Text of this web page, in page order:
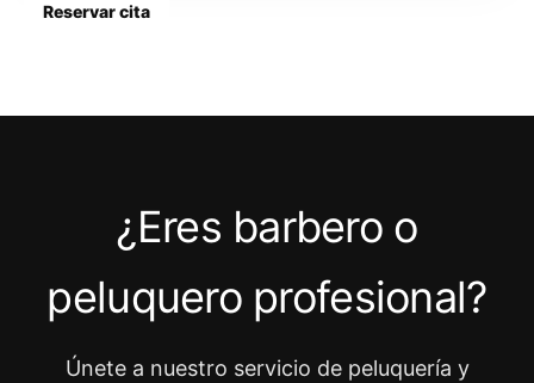
Reservar cita
¿Eres barbero o
peluquero profesional?
Únete a nuestro servicio de peluquería y